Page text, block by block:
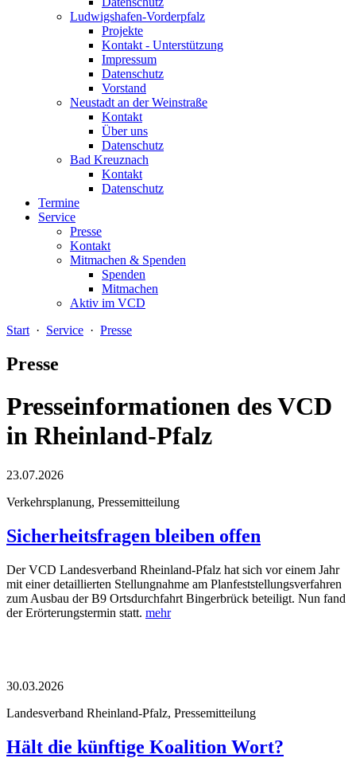
Ludwigshafen-Vorderpfalz
Projekte
Kontakt - Unterstützung
Impressum
Datenschutz
Vorstand
Neustadt an der Weinstraße
Kontakt
Über uns
Datenschutz
Bad Kreuznach
Kontakt
Datenschutz
Termine
Service
Presse
Kontakt
Mitmachen & Spenden
Spenden
Mitmachen
Aktiv im VCD
Start · Service · Presse
Presse
Presseinformationen des VCD
in Rheinland-Pfalz
23.07.2026
Verkehrsplanung, Pressemitteilung
Sicherheitsfragen bleiben offen
Der VCD Landesverband Rheinland-Pfalz hat sich vor einem Jahr
mit einer detaillierten Stellungnahme am Planfeststellungsverfahren
zum Ausbau der B9 Ortsdurchfahrt Bingerbrück beteiligt. Nun fand
der Erörterungstermin statt. mehr
30.03.2026
Landesverband Rheinland-Pfalz, Pressemitteilung
Hält die künftige Koalition Wort?